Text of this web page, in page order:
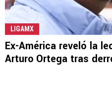
LIGAMX
Ex-América reveló la
Arturo Ortega tras